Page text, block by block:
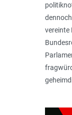
vereinte